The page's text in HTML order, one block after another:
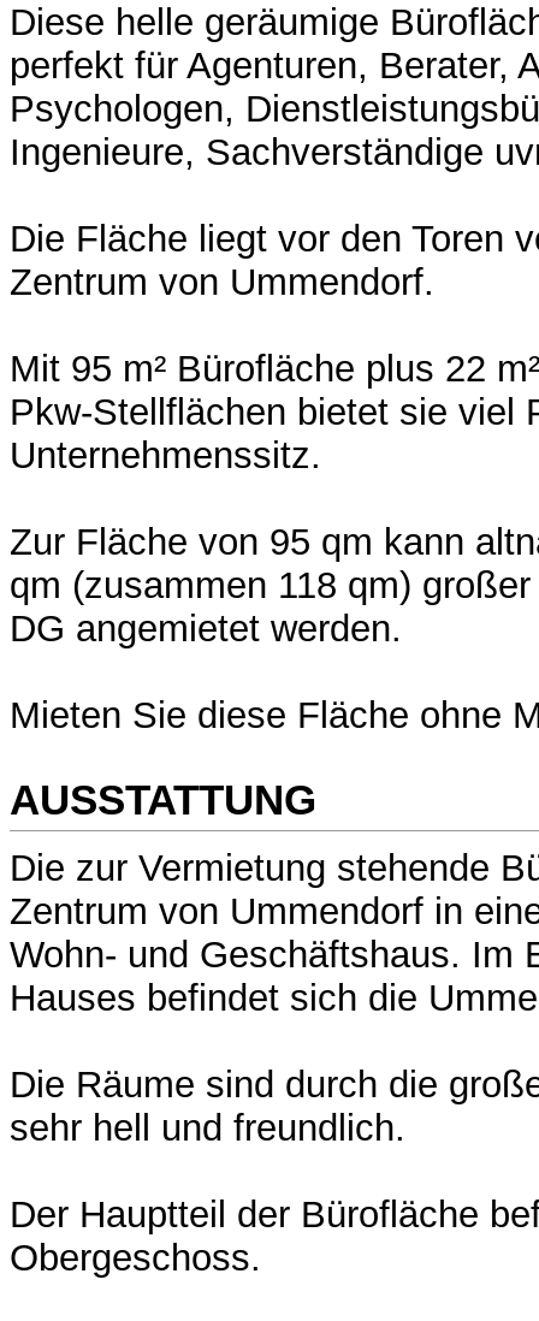
Diese helle geräumige
perfekt für Agenturen, Berater,
Psychologen,
Ingenieure, Sachverständige
Die Fläche liegt vor den Toren
Zentrum von Ummendorf.
Mit 95 m² Bürofläche plus 22
Pkw-Stellflächen bietet sie viel
Unternehmenssitz.
Zur Fläche von 95 qm kann
qm (zusammen 118 qm)
DG angemietet werden.
Mieten Sie diese Fläche ohne
AUSSTATTUNG
Die zur Vermietung stehende
Zentrum von Ummendorf in
Wohn- und Geschäftshaus. Im
Hauses befindet sich die
Die Räume sind durch die
sehr hell und freundlich.
Der Hauptteil der Bürofläche
Obergeschoss.